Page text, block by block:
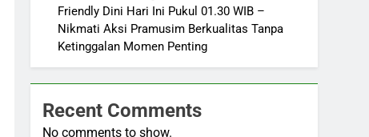
Friendly Dini Hari Ini Pukul 01.30 WIB –
Nikmati Aksi Pramusim Berkualitas Tanpa
Ketinggalan Momen Penting
Recent Comments
No comments to show.